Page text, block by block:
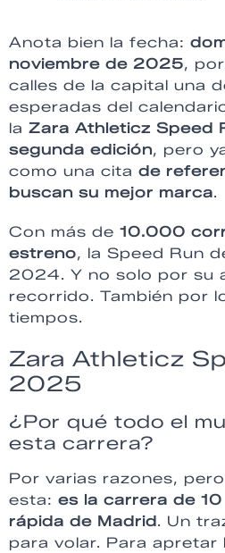
Anota bien la fecha:
noviembre de 2025,
calles de la capital una
esperadas del
la Zara Athleticz Speed
segunda edición, pero
como una cita de
buscan su mejor marca.
Con más de 10.000
estreno, la Speed Run
2024. Y no solo por su
recorrido. También por
tiempos.
Zara Athleticz
2025
¿Por qué todo el
esta carrera?
Por varias razones,
esta: es la carrera de
rápida de Madrid. Un
para volar. Para apretar